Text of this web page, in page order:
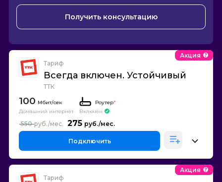
Получить консультацию
Тариф
Всегда включен. Устойчивый
ТТК
Акция
100
Домашний интернет
Роутер*
Включен
275
550
Подключить
Тариф
Акция